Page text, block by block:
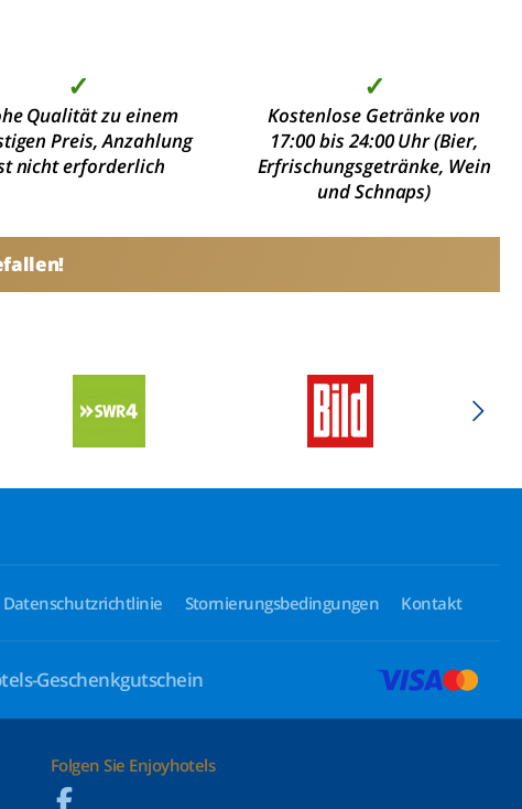
✓
Qualität zu einem
Preis, Anzahlung
nicht erforderlich
✓
Kostenlose Getränke von
17:00 bis 24:00 Uhr (Bier,
Erfrischungsgetränke, Wein
und Schnaps)
Datenschutzrichtlinie Stornierungsbedingungen Kontakt
Geschenkgutschein
Folgen Sie Enjoyhotels